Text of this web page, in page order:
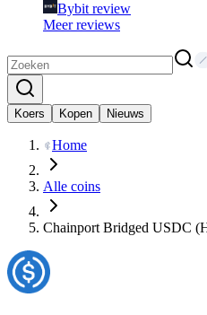
Bybit review
Meer reviews
Koers Kopen Nieuws
Home
Alle coins
Chainport Bridged USDC